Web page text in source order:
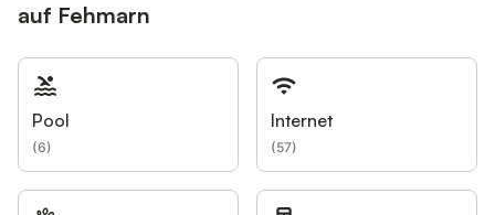
auf Fehmarn
Pool
(6)
Internet
(57)